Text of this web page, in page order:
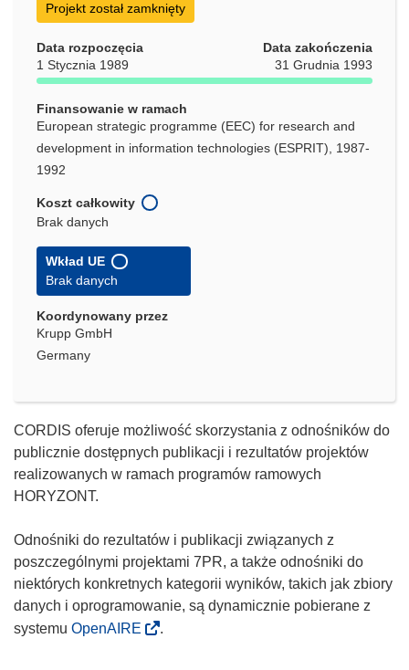
Projekt został zamknięty
Data rozpoczęcia
1 Stycznia 1989
Data zakończenia
31 Grudnia 1993
Finansowanie w ramach
European strategic programme (EEC) for research and
development in information technologies (ESPRIT), 1987-
1992
Koszt całkowity
Brak danych
Wkład UE
Brak danych
Koordynowany przez
Krupp GmbH
Germany
CORDIS oferuje możliwość skorzystania z odnośników do
publicznie dostępnych publikacji i rezultatów projektów
realizowanych w ramach programów ramowych
HORYZONT.
Odnośniki do rezultatów i publikacji związanych z
poszczególnymi projektami 7PR, a także odnośniki do
niektórych konkretnych kategorii wyników, takich jak zbiory
danych i oprogramowanie, są dynamicznie pobierane z
systemu OpenAIRE .